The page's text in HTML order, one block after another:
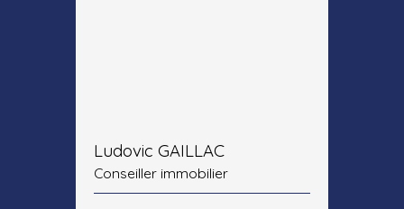
Ludovic GAILLAC
Conseiller immobilier